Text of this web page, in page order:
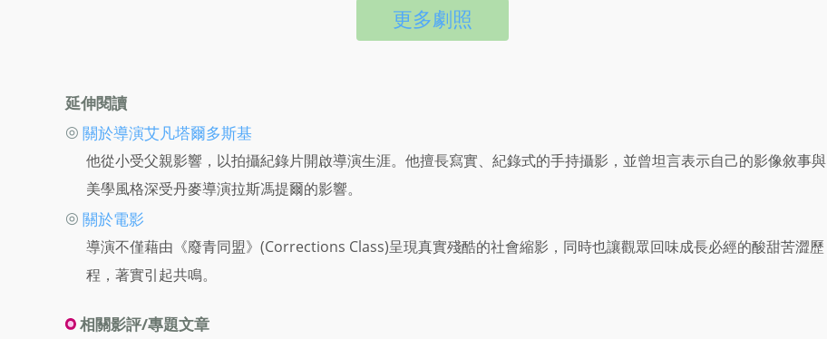
更多劇照
延伸閱讀
◎ 關於導演艾凡塔爾多斯基
他從小受父親影響，以拍攝紀錄片開啟導演生涯。他擅長寫實、紀錄式的手持攝影，並曾坦言表示自己的影像敘事與
美學風格深受丹麥導演拉斯馮提爾的影響。
◎ 關於電影
導演不僅藉由《廢青同盟》(Corrections Class)呈現真實殘酷的社會縮影，同時也讓觀眾回味成長必經的酸甜苦澀歷
程，著實引起共鳴。
相關影評/專題文章